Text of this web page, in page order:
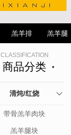
羔羊排 羔羊腿
CLASSIFICATION
商品分类
清炖/红烧
带骨羔羊肉块
羔羊腿块